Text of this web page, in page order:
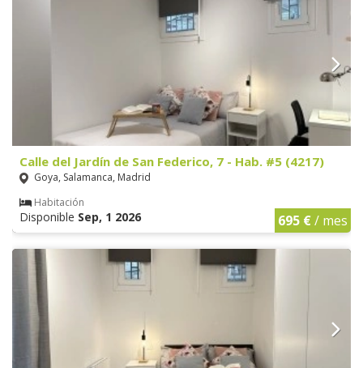
Calle del Jardín de San Federico, 7 - Hab. #5 (4217)
Goya, Salamanca, Madrid
Habitación
Disponible Sep, 1 2026 695 €/ mes